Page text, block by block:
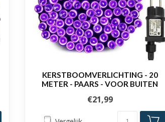
KERSTBOOMVERLICHTING - 20
METER - PAARS - VOOR BUITEN
€21,99